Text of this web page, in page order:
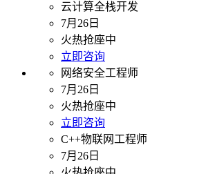
云计算全栈开发
7月26日
火热抢座中
立即咨询
网络安全工程师
7月26日
火热抢座中
立即咨询
C++物联网工程师
7月26日